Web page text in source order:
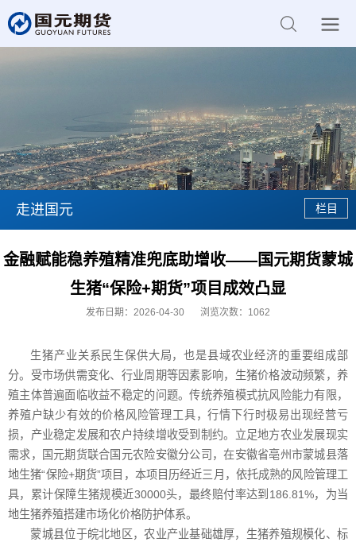
走进国元
金融赋能稳养殖精准兜底助增收——国元期货蒙城
生猪“保险+期货”项目成效凸显
发布日期：2026-04-30 浏览次数： 1062
生猪产业关系民生保供大局，也是县域农业经济的重要组成部
分。受市场供需变化、行业周期等因素影响，生猪价格波动频繁，养
殖主体普遍面临收益不稳定的问题。传统养殖模式抗风险能力有限，
养殖户缺少有效的价格风险管理工具，行情下行时极易出现经营亏
损，产业稳定发展和农户持续增收受到制约。立足地方农业发展现实
需求，国元期货联合国元农险安徽分公司，在安徽省亳州市蒙城县落
地生猪“保险+期货”项目，本项目历经近三月，依托成熟的风险管理工
具，累计保障生猪规模近30000头，最终赔付率达到186.81%，为当
地生猪养殖搭建市场化价格防护体系。
蒙城县位于皖北地区，农业产业基础雄厚，生猪养殖规模化、标